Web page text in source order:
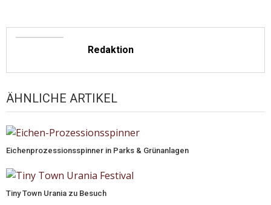
Redaktion
ÄHNLICHE ARTIKEL
Eichenprozessionsspinner in Parks & Grünanlagen
Tiny Town Urania zu Besuch